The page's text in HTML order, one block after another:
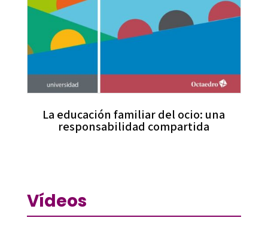
La educación familiar del ocio: una
responsabilidad compartida
Vídeos